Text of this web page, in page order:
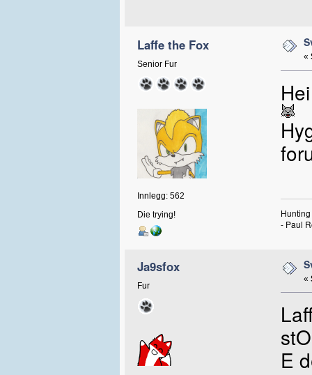
Laffe the Fox
Senior Fur
Innlegg: 562
Die trying!
«
- Paul
Ja9sfox
Fur
«
E